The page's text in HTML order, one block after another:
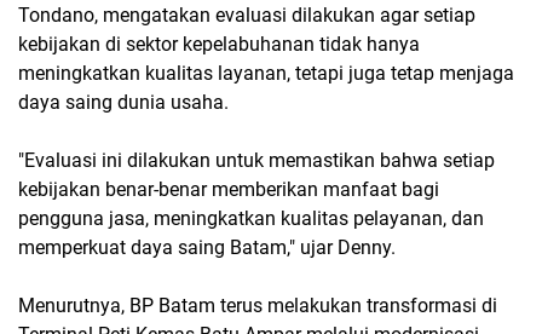
Tondano, mengatakan evaluasi dilakukan agar setiap
kebijakan di sektor kepelabuhanan tidak hanya
meningkatkan kualitas layanan, tetapi juga tetap menjaga
daya saing dunia usaha.
"Evaluasi ini dilakukan untuk memastikan bahwa setiap
kebijakan benar-benar memberikan manfaat bagi
pengguna jasa, meningkatkan kualitas pelayanan, dan
memperkuat daya saing Batam," ujar Denny.
Menurutnya, BP Batam terus melakukan transformasi di